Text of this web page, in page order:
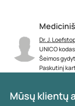
Dr. J.
UNICO
Šeimos
Paskutinį
Mūsų klientų